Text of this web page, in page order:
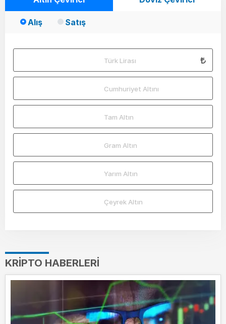
Alış Satış
Türk Lirası
Cumhuriyet Altını
Tam Altın
Gram Altın
Yarım Altın
Çeyrek Altın
KRIPTO HABERLERI